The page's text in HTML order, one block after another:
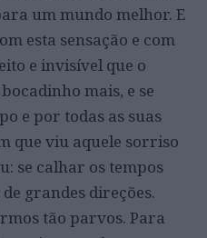
um mundo melhor. E
esta sensação e com
e invisível que o
mais, e se
e por todas as suas
que viu aquele sorriso
se calhar os tempos
grandes direções.
tão parvos. Para